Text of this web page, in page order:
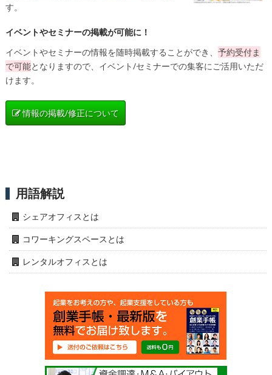
す。
イベントやセミナーの掲載が可能に！
イベントやセミナーの情報を随時掲載することができ、 予約受付ま
で可能となりますので、イベント/セミナーでの集客にご活用いただ
けます。
情報の掲載/修正について
用語解説
シェアオフィスとは
コワーキングスペースとは
レンタルオフィスとは